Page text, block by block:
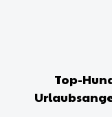
Top-